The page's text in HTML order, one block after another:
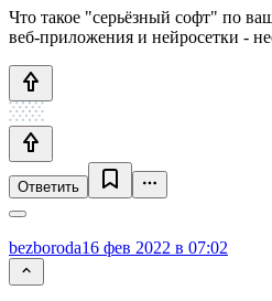
Что такое "серьёзный софт" по
веб-приложения и нейросетки -
Ответить
bezboroda16 фев 2022 в 07:02